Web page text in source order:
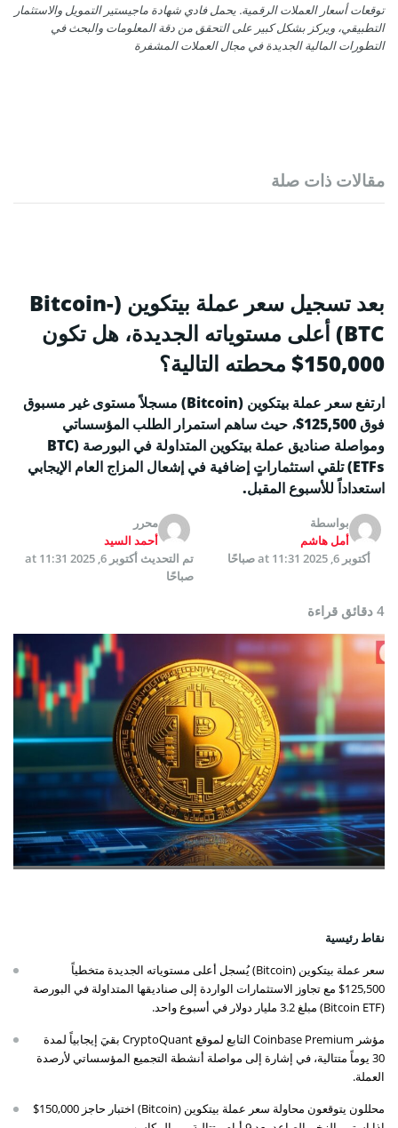
توقعات أسعار العملات الرقمية. يحمل فادي شهادة ماجيستير التمويل والاستثمار
التطبيقي، ويركز بشكل كبير على التحقق من دقة المعلومات والبحث في
التطورات المالية الجديدة في مجال العملات المشفرة
مقالات ذات صلة
بعد تسجيل سعر عملة بيتكوين (Bitcoin-
BTC) أعلى مستوياته الجديدة، هل تكون
150,000$ محطته التالية؟
ارتفع سعر عملة بيتكوين (Bitcoin) مسجلاً مستوى غير مسبوق
فوق 125,500$، حيث ساهم استمرار الطلب المؤسساتي
ومواصلة صناديق عملة بيتكوين المتداولة في البورصة (BTC
ETFs) تلقي استثماراتٍ إضافية في إشعال المزاج العام الإيجابي
استعداداً للأسبوع المقبل.
بواسطة
أمل هاشم
محرر
أحمد السيد
أكتوبر 6, 2025 at 11:31 صباحًا
تم التحديث
أكتوبر 6, 2025 at 11:31
صباحًا
4 دقائق قراءة
نقاط رئيسية
سعر عملة بيتكوين (Bitcoin) يُسجل أعلى مستوياته الجديدة متخطياً
125,500$ مع تجاوز الاستثمارات الواردة إلى صناديقها المتداولة في البورصة
(Bitcoin ETF) مبلغ 3.2 مليار دولار في أسبوع واحد.
مؤشر Coinbase Premium التابع لموقع CryptoQuant بقيَ إيجابياً لمدة
30 يوماً متتالية، في إشارة إلى مواصلة أنشطة التجميع المؤسساتي لأرصدة
العملة.
محللون يتوقعون محاولة سعر عملة بيتكوين (Bitcoin) اختبار حاجز 150,000$